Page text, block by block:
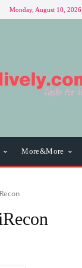
Monday, August 10, 2026
More&More